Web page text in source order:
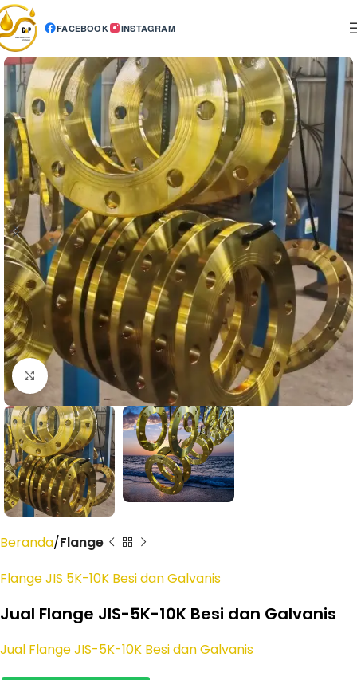
FACEBOOK INSTAGRAM
Click to enlarge
Beranda Flange
Flange JIS 5K-10K Besi dan Galvanis
Jual Flange JIS-5K-10K Besi dan Galvanis
Jual Flange JIS-5K-10K Besi dan Galvanis